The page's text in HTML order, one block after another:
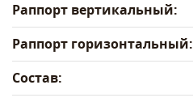
Раппорт вертикальный:
Раппорт горизонтальный:
Состав: